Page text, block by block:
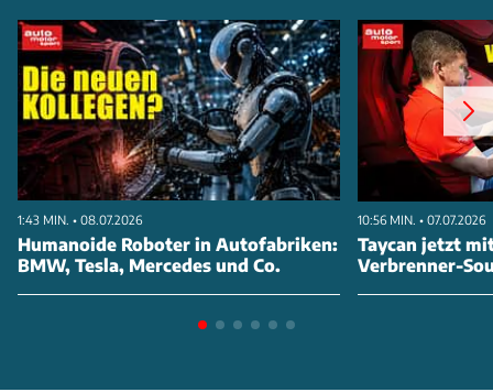
1:43 MIN. • 08.07.2026
Humanoide Roboter in Autofabriken:
BMW, Tesla, Mercedes und Co.
10:56 MIN. • 07.07.2026
Taycan jetzt
Verbrenner-